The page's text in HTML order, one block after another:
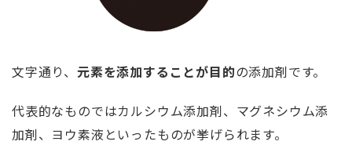
文字通り、 元素を添加することが目的の添加剤です。
代表的なものではカルシウム添加剤、マグネシウム添
加剤、ヨウ素液といったものが挙げられます。